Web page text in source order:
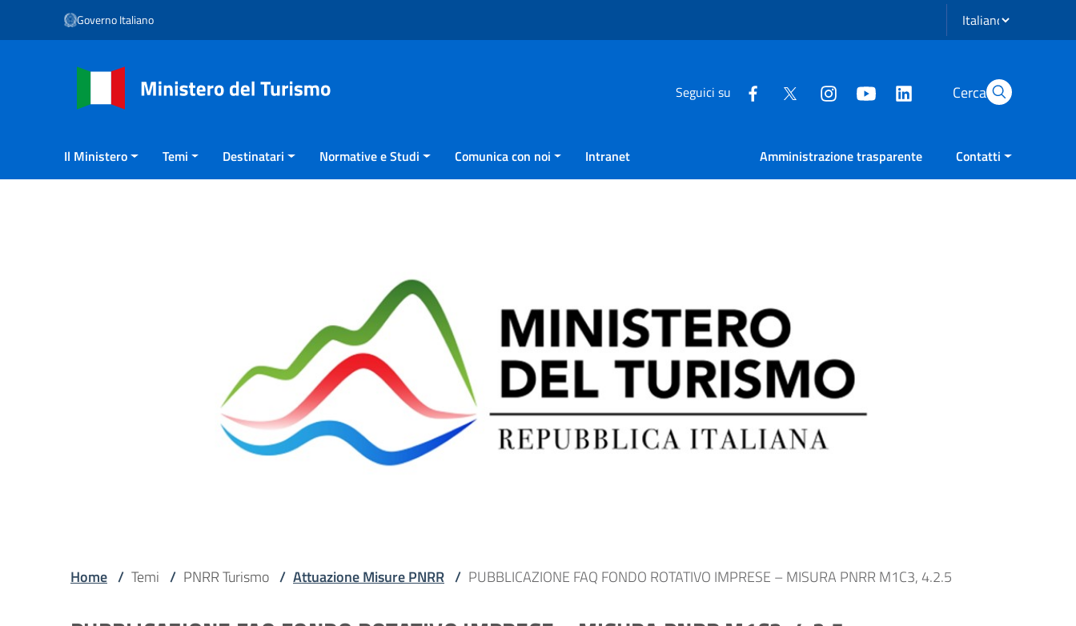
Vai ai contenuti
Vai al menu di navigazione
Governo Italiano Seleziona lingua
Seguici su Cerca
Il Ministero Temi Destinatari Normative e Studi Comunica con noi Intranet Amministrazione trasparente Contatti
Home / Temi / PNRR Turismo / Attuazione Misure PNRR / PUBBLICAZIONE FAQ FONDO ROTATIVO IMPRESE – MISURA PNRR M1C3, 4.2.5